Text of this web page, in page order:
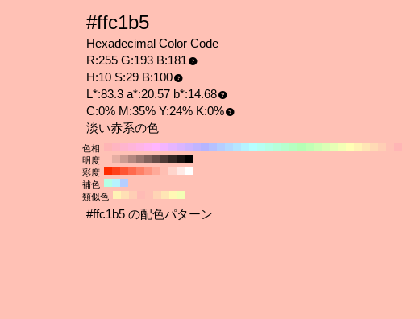
#ffc1b5
Hexadecimal Color Code
R:255 G:193 B:181
H:10 S:29 B:100
L*:83.3 a*:20.57 b*:14.68
C:0% M:35% Y:24% K:0%
淡い赤系の色
色相
明度
彩度
補色
類似色
#ffc1b5 の配色パターン